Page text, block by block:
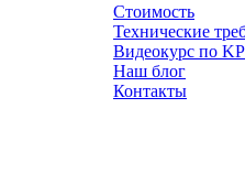
Cтоимость
Технические
Видеокурс по
Наш блог
Контакты